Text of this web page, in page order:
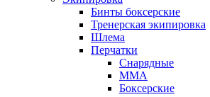
Бинты боксерские
Тренерская экипировка
Шлема
Перчатки
Снарядные
ММА
Боксерские